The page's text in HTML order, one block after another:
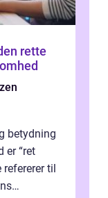
betydning
er “ret
til